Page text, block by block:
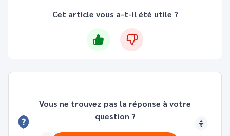
Cet article vous a-t-il été utile ?
Vous ne trouvez pas la réponse à votre
question ?